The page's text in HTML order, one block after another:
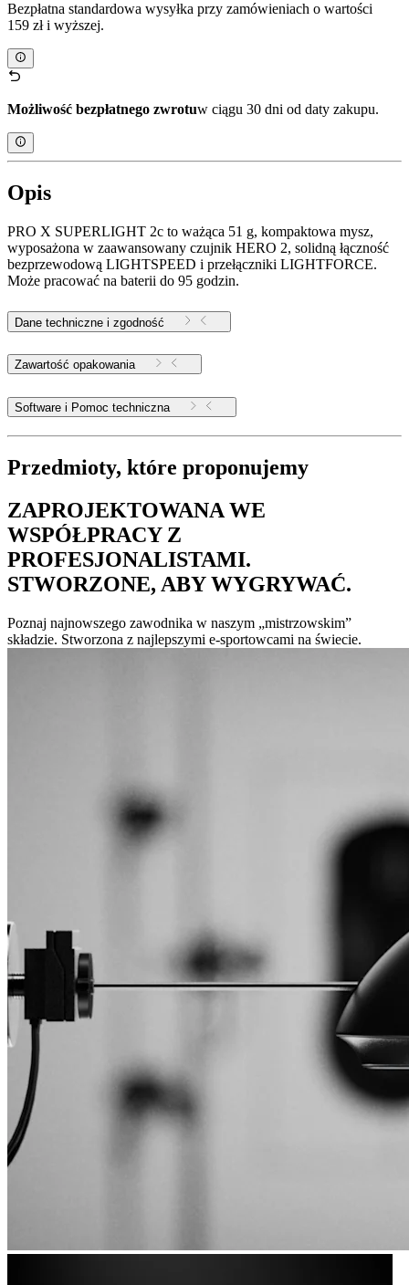
Bezpłatna standardowa wysyłka przy zamówieniach o wartości
159 zł i wyższej.
Możliwość bezpłatnego zwrotuw ciągu 30 dni od daty zakupu.
Opis
PRO X SUPERLIGHT 2c to ważąca 51 g, kompaktowa mysz,
wyposażona w zaawansowany czujnik HERO 2, solidną łączność
bezprzewodową LIGHTSPEED i przełączniki LIGHTFORCE.
Może pracować na baterii do 95 godzin.
Dane techniczne i zgodność
Zawartość opakowania
Software i Pomoc techniczna
Przedmioty, które proponujemy
ZAPROJEKTOWANA WE
WSPÓŁPRACY Z
PROFESJONALISTAMI.
STWORZONE, ABY WYGRYWAĆ.
Poznaj najnowszego zawodnika w naszym „mistrzowskim”
składzie. Stworzona z najlepszymi e-sportowcami na świecie.